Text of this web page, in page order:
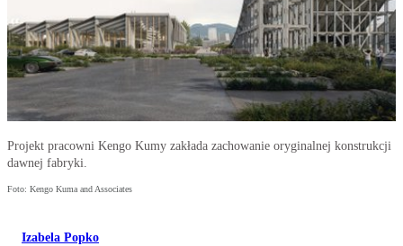
Projekt pracowni Kengo Kumy zakłada zachowanie oryginalnej konstrukcji
dawnej fabryki.
Foto: Kengo Kuma and Associates
Izabela Popko